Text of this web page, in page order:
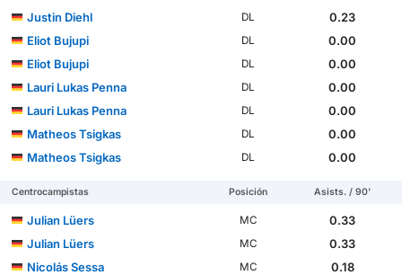
Justin Diehl
DL
0.23
Eliot Bujupi
DL
0.00
Eliot Bujupi
DL
0.00
Lauri Lukas Penna
DL
0.00
Lauri Lukas Penna
DL
0.00
Matheos Tsigkas
DL
0.00
Matheos Tsigkas
DL 0.00
Centrocampistas Posición Asists. / 90'
Julian Lüers MC
0.33
Julian Lüers
MC
0.33
Nicolás Sessa
MC
0.18